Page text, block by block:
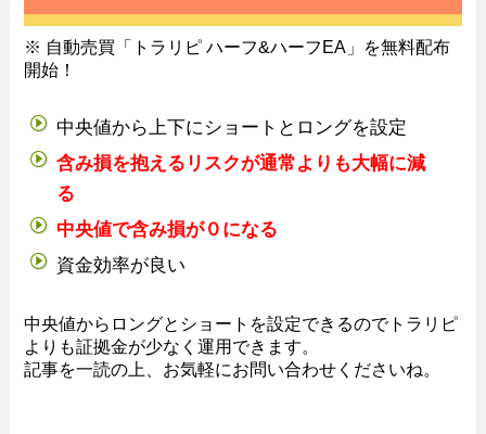
※ 自動売買「トラリピ ハーフ&ハーフEA」を無料配布
開始！
中央値から上下にショートとロングを設定
含み損を抱えるリスクが通常よりも大幅に減
る
中央値で含み損が０になる
資金効率が良い
中央値からロングとショートを設定できるのでトラリピ
よりも証拠金が少なく運用できます。
記事を一読の上、お気軽にお問い合わせくださいね。